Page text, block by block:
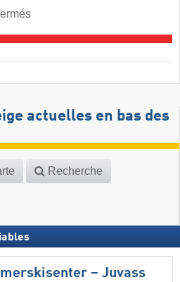
actuelles en bas des
Recherche
– Juvass